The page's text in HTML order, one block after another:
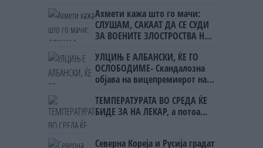
Ахмети кажа што го мачи:
СЛУШАМ, САКААТ ДА СЕ СУДИ
ЗА ВОЕНИТЕ ЗЛОСТРОСТВА НА
УЛЦИЊ Е АЛБАНСКИ, ЌЕ ГО
ОСЛОБОДИМЕ- Скандалозна
објава на вицепремиерот на
ТЕМПЕРАТУРАТА ВО СРЕДА ЌЕ
БИДЕ ЗА НА ЛЕКАР, а потоа...
Северна Кореја и Русија градат